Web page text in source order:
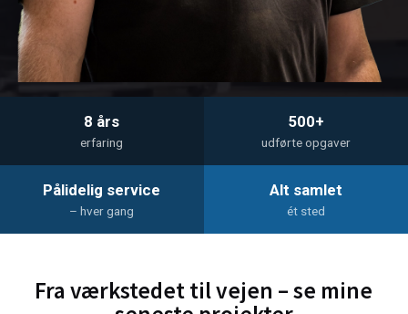
8 års
erfaring
500+
udførte opgaver
Pålidelig service
– hver gang
Alt samlet
ét sted
Fra værkstedet til vejen – se mine